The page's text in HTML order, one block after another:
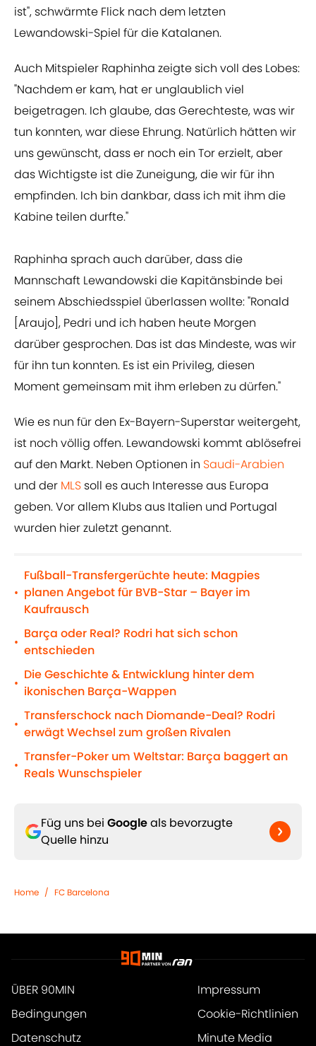
ist", schwärmte Flick nach dem letzten
Lewandowski-Spiel für die Katalanen.
Auch Mitspieler Raphinha zeigte sich voll des Lobes:
"Nachdem er kam, hat er unglaublich viel
beigetragen. Ich glaube, das Gerechteste, was wir
tun konnten, war diese Ehrung. Natürlich hätten wir
uns gewünscht, dass er noch ein Tor erzielt, aber
das Wichtigste ist die Zuneigung, die wir für ihn
empfinden. Ich bin dankbar, dass ich mit ihm die
Kabine teilen durfte."
Raphinha sprach auch darüber, dass die
Mannschaft Lewandowski die Kapitänsbinde bei
seinem Abschiedsspiel überlassen wollte: "Ronald
[Araujo], Pedri und ich haben heute Morgen
darüber gesprochen. Das ist das Mindeste, was wir
für ihn tun konnten. Es ist ein Privileg, diesen
Moment gemeinsam mit ihm erleben zu dürfen."
Wie es nun für den Ex-Bayern-Superstar weitergeht,
ist noch völlig offen. Lewandowski kommt ablösefrei
auf den Markt. Neben Optionen in Saudi-Arabien
und der MLS soll es auch Interesse aus Europa
geben. Vor allem Klubs aus Italien und Portugal
wurden hier zuletzt genannt.
•
Fußball-Transfergerüchte heute: Magpies
planen Angebot für BVB-Star – Bayer im
Kaufrausch
•
Barça oder Real? Rodri hat sich schon
entschieden
•
Die Geschichte & Entwicklung hinter dem
ikonischen Barça-Wappen
•
Transferschock nach Diomande-Deal? Rodri
erwägt Wechsel zum großen Rivalen
•
Transfer-Poker um Weltstar: Barça baggert an
Reals Wunschspieler
Füg uns bei Googleals bevorzugte
Quelle hinzu
Home / FC Barcelona
ÜBER 90MIN
Impressum
Bedingungen
Cookie-Richtlinien
Datenschutz
Minute Media